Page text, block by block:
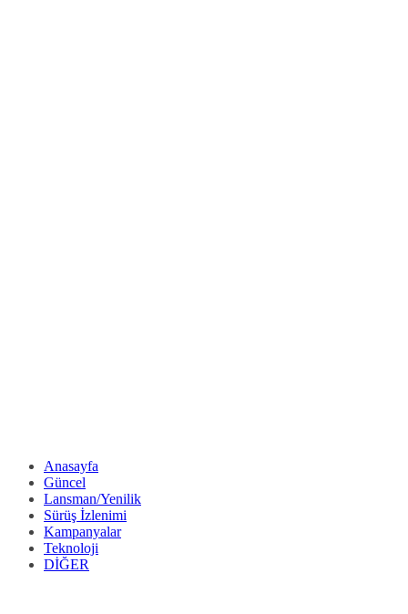
Anasayfa
Güncel
Lansman/Yenilik
Sürüş İzlenimi
Kampanyalar
Teknoloji
DİĞER